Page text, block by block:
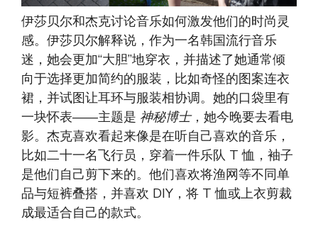
伊莎贝尔和杰克讨论音乐如何激发他们的时尚灵
感。伊莎贝尔解释说，作为一名韩国流行音乐
迷，她会更加“大胆”地穿衣，并描述了她通常倾
向于选择更加简约的服装，比如奇怪的图案连衣
裙，并试图让耳环与服装相协调。她的口袋里有
一块怀表——主题是 神秘博士，她今晚要去看电
影。杰克喜欢看起来像是在听自己喜欢的音乐，
比如二十一名飞行员，穿着一件乐队 T 恤，袖子
是他们自己剪下来的。他们喜欢将渔网等不同单
品与短裤叠搭，并喜欢 DIY，将 T 恤或上衣剪裁
成最适合自己的款式。